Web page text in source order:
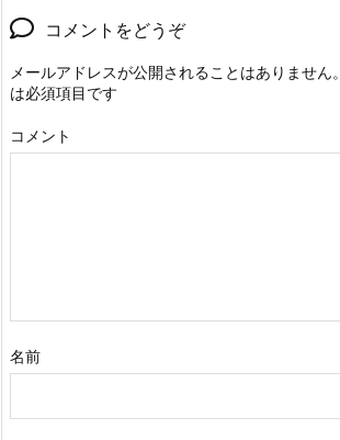
コメントをどうぞ
メールアドレスが公開されることはありません。
は必須項目です
コメント
名前